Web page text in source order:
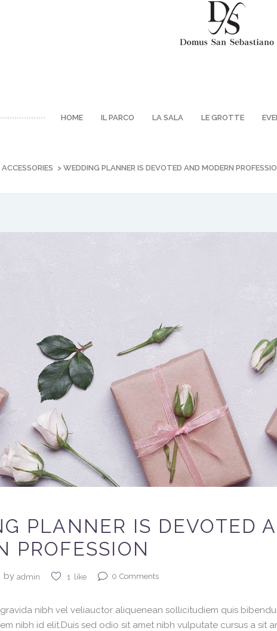
HOME IL PARCO LA SALA LE GROTTE
ACCESSORIES > WEDDING PLANNER IS DEVOTED AND MODERN
PLANNER IS DEVOTED
PROFESSION
by admin 1 like 0 Comments
nibh vel veliauctor aliquenean sollicitudiem quis
nibh id elit.Duis sed odio sit amet nibh vulputate cursus a sit